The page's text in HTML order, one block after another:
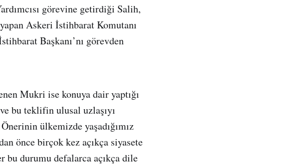
görevine getirdiği Salih,
Askeri İstihbarat Komutanı
Başkanı’nı görevden
Mukri ise konuya dair yaptığı
bu teklifin ulusal uzlaşıyı
ülkemizde yaşadığımız
önce birçok kez açıkça siyasete
durumu defalarca açıkça dile